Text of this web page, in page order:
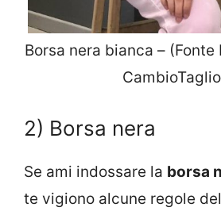
Borsa nera bianca – (Fonte
2) Borsa nera
Se ami indossare la borsa
te vigiono alcune regole